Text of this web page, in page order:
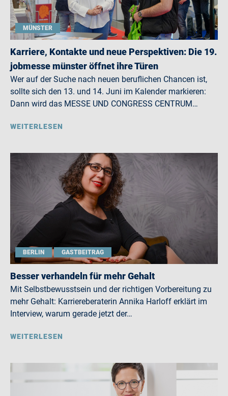
MÜNSTER
Karriere, Kontakte und neue Perspektiven: Die 19.
jobmesse münster öffnet ihre Türen
Wer auf der Suche nach neuen beruflichen Chancen ist,
sollte sich den 13. und 14. Juni im Kalender markieren:
Dann wird das MESSE UND CONGRESS CENTRUM…
WEITERLESEN
BERLIN GASTBEITRAG
Besser verhandeln für mehr Gehalt
Mit Selbstbewusstsein und der richtigen Vorbereitung zu
mehr Gehalt: Karriereberaterin Annika Harloff erklärt im
Interview, warum gerade jetzt der…
WEITERLESEN